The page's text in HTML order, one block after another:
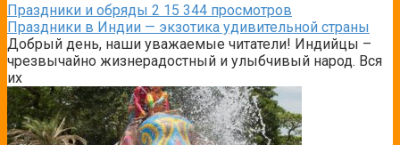
Праздники и обряды 2 15 344 просмотров
Праздники в Индии — экзотика удивительной страны
Добрый день, наши уважаемые читатели! Индийцы –
чрезвычайно жизнерадостный и улыбчивый народ. Вся
их